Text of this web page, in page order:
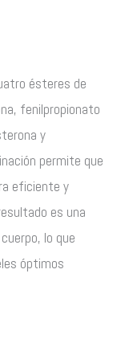
ésteres de
fenilpropionato
y
permite que
eficiente y
es una
lo que
óptimos